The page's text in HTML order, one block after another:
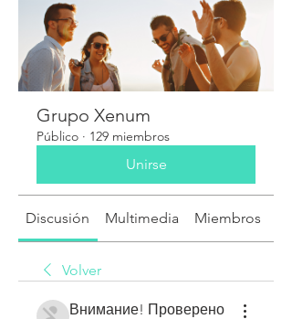
Grupo Xenum
Público · 129 miembros
Unirse
Discusión Multimedia Miembros
Volver
Внимание! Проверено